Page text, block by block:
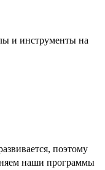
и инструменты на
поэтому
наши программы